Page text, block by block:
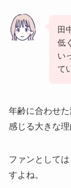
田
低
い
て
年齢に合わせ
感じる大きな理
ファンとして
すよね。